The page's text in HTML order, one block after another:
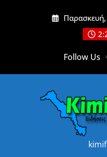
Follow Us